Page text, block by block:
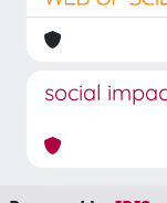
social